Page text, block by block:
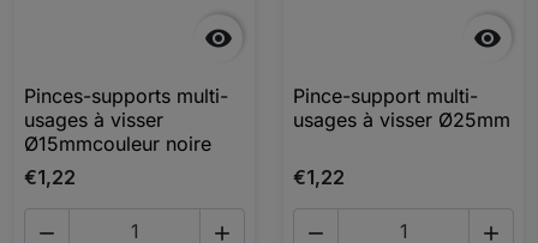

Pinces-supports multi-
usages à visser
Ø15mmcouleur noire
€1,22
 

Pince-support multi-
usages à visser Ø25mm
€1,22
 